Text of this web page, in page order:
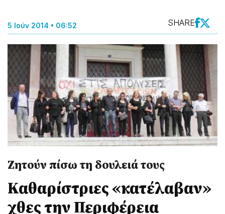
5 Ιούν 2014 • 06:52 SHARE
Ζητούν πίσω τη δουλειά τους
Καθαρίστριες «κατέλαβαν»
χθες την Περιφέρεια